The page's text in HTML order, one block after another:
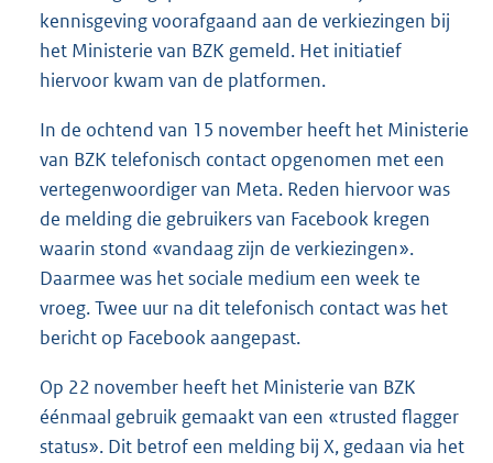
kennisgeving voorafgaand aan de verkiezingen bij
het Ministerie van BZK gemeld. Het initiatief
hiervoor kwam van de platformen.
In de ochtend van 15 november heeft het Ministerie
van BZK telefonisch contact opgenomen met een
vertegenwoordiger van Meta. Reden hiervoor was
de melding die gebruikers van Facebook kregen
waarin stond «vandaag zijn de verkiezingen».
Daarmee was het sociale medium een week te
vroeg. Twee uur na dit telefonisch contact was het
bericht op Facebook aangepast.
Op 22 november heeft het Ministerie van BZK
éénmaal gebruik gemaakt van een «trusted flagger
status». Dit betrof een melding bij X, gedaan via het